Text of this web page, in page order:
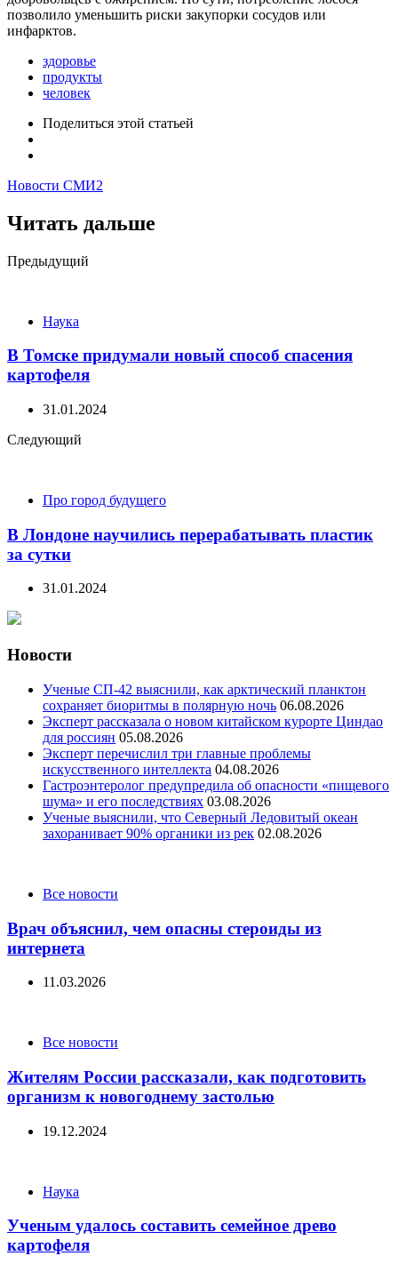
позволило уменьшить риски закупорки сосудов или
инфарктов.
здоровье
продукты
человек
Поделиться этой статьей
Новости СМИ2
Читать дальше
Post
Предыдущий
Наука
В Томске придумали новый способ спасения
картофеля
31.01.2024
Следующий
Про город будущего
В Лондоне научились перерабатывать пластик
за сутки
31.01.2024
Новости
Ученые СП-42 выяснили, как арктический планктон
сохраняет биоритмы в полярную ночь 06.08.2026
Эксперт рассказала о новом китайском курорте Циндао
для россиян 05.08.2026
Эксперт перечислил три главные проблемы
искусственного интеллекта 04.08.2026
Гастроэнтеролог предупредила об опасности «пищевого
шума» и его последствиях 03.08.2026
Ученые выяснили, что Северный Ледовитый океан
захоранивает 90% органики из рек 02.08.2026
CategoriesВсе новости
Врач объяснил, чем опасны стероиды из
интернета
11.03.2026
CategoriesВсе новости
Жителям России рассказали, как подготовить
организм к новогоднему застолью
19.12.2024
Categories
Наука
Ученым удалось составить семейное древо
картофеля